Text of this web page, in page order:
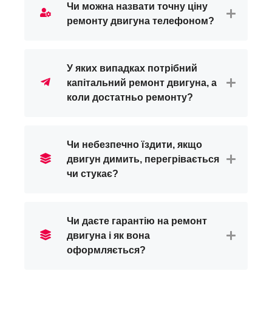
Чи можна назвати точну ціну
ремонту двигуна телефоном?
У яких випадках потрібний
капітальний ремонт двигуна, а
коли достатньо ремонту?
Чи небезпечно їздити, якщо
двигун димить, перегрівається
чи стукає?
Чи даєте гарантію на ремонт
двигуна і як вона
оформляється?